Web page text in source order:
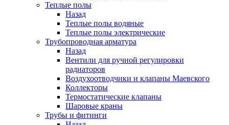
Теплые полы
Назад
Теплые полы водяные
Теплые полы электрические
Трубопроводная арматура
Назад
Вентили для ручной регулировки
радиаторов
Воздухоотводчики и клапаны Маевского
Коллекторы
Термостатические клапаны
Шаровые краны
Трубы и фитинги